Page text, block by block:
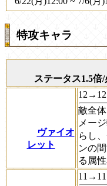
特攻キャラ
ステータス1.5倍
ヴァイオ
レット
敵全
メー
らし
ンの
る属